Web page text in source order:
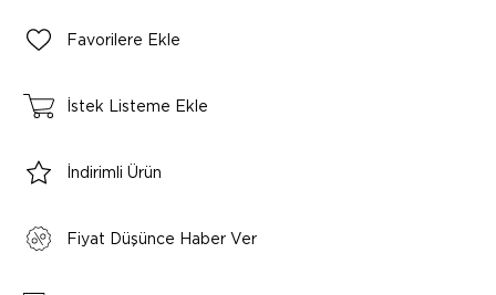
Favorilere Ekle
İstek Listeme Ekle
İndirimli Ürün
Fiyat Düşünce Haber Ver